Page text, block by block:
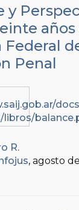
y
años
Federal
Penal
R.
, agosto